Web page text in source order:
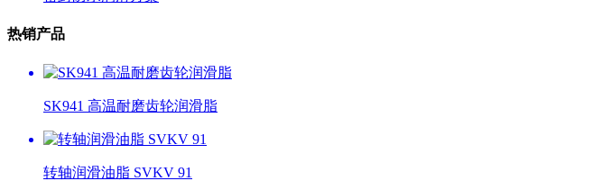
热销产品
SK941 高温耐磨齿轮润滑脂
转轴润滑油脂 SVKV 91